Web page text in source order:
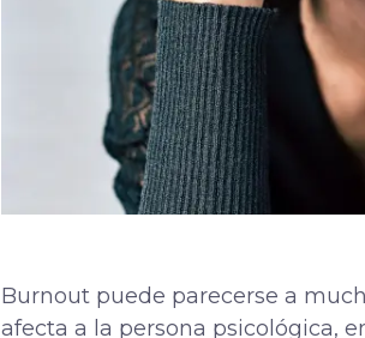
Burnout puede parecerse a
afecta a la persona psicológica,